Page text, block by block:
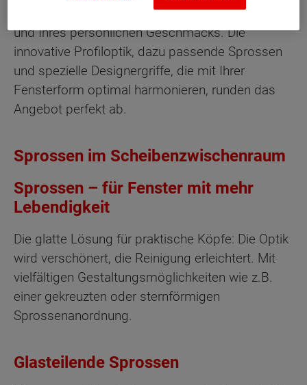
erhalten Sie exakt das Fenster Ihres Bedarfs –
und Ihres persönlichen Geschmacks. Die
innovative Profiloptik, dazu passende Sprossen
und spezielle Designergriffe, die mit Ihrer
Fensterform optimal harmonieren, runden das
Angebot perfekt ab.
Sprossen im Scheibenzwischenraum
Sprossen – für Fenster mit mehr
Lebendigkeit
Die glatte Lösung für praktische Köpfe: Die Optik
wird verschönert, die Reinigung erleichtert. Mit
vielfältigen Gestaltungsmöglichkeiten wie z.B.
einer gekreuzten oder sternförmigen
Sprossenanordnung.
Glasteilende Sprossen